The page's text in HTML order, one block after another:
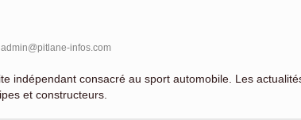
admin@pitlane-infos.com
indépendant consacré au sport automobile. Les
et constructeurs.